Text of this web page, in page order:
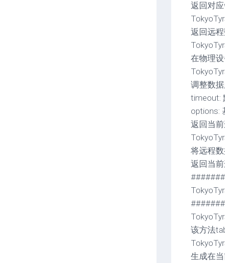
返回对
返回远
在物理
调整数
timeout:
options:
返回当
将远程
返回当
该方法
生成在